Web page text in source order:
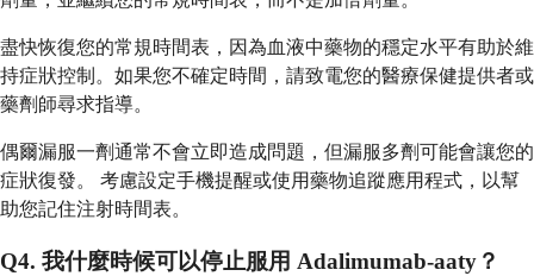
盡快恢復您的常規時間表，因為血液中藥物的穩定水平有助於維
持症狀控制。如果您不確定時間，請致電您的醫療保健提供者或
藥劑師尋求指導。
偶爾漏服一劑通常不會立即造成問題，但漏服多劑可能會讓您的
症狀復發。 考慮設定手機提醒或使用藥物追蹤應用程式，以幫
助您記住注射時間表。
Q4. 我什麼時候可以停止服用 Adalimumab-aaty？